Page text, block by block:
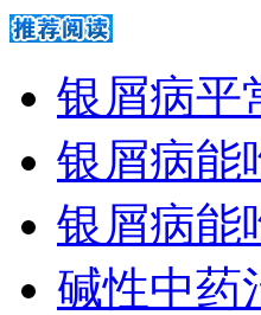
银屑病平
银屑病能
银屑病能
碱性中药